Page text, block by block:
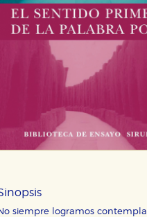
siempre logramos